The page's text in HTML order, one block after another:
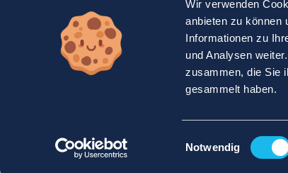
Wir verwenden
anbieten zu können
Informationen zu
und Analysen
zusammen, die Sie
gesammelt haben.
Einwilligungsauswahl
Notwendig